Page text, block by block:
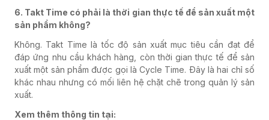
6. Takt Time có phải là thời gian thực tế để sản xuất một
sản phẩm không?
Không. Takt Time là tốc độ sản xuất mục tiêu cần đạt để
đáp ứng nhu cầu khách hàng, còn thời gian thực tế để sản
xuất một sản phẩm được gọi là Cycle Time. Đây là hai chỉ số
khác nhau nhưng có mối liên hệ chặt chẽ trong quản lý sản
xuất.
Xem thêm thông tin tại: